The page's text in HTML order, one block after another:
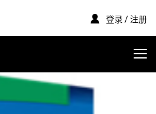
登录 / 注册